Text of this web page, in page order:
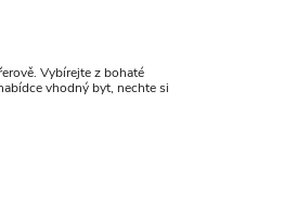
Vybírejte z bohaté
vhodný byt, nechte si